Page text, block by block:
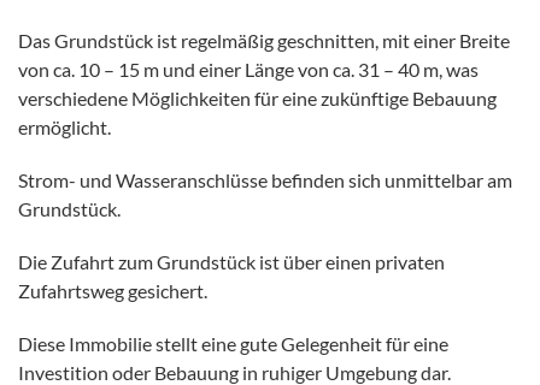
Das Grundstück ist regelmäßig geschnitten, mit einer Breite
von ca. 10 – 15 m und einer Länge von ca. 31 – 40 m, was
verschiedene Möglichkeiten für eine zukünftige Bebauung
ermöglicht.
Strom- und Wasseranschlüsse befinden sich unmittelbar am
Grundstück.
Die Zufahrt zum Grundstück ist über einen privaten
Zufahrtsweg gesichert.
Diese Immobilie stellt eine gute Gelegenheit für eine
Investition oder Bebauung in ruhiger Umgebung dar.